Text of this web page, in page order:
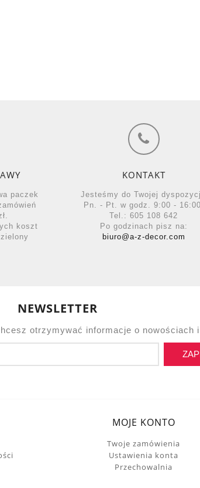
paczek
koszt
KONTAKT
Jesteśmy do Twojej
Pn. - Pt. w godz. 9:00 -
Tel.: 605 108 642
Po godzinach pisz na:
biuro@a-z-decor.com
NEWSLETTER
otrzymywać informacje o nowościach
MOJE KONTO
Twoje zamówienia
Ustawienia konta
Przechowalnia